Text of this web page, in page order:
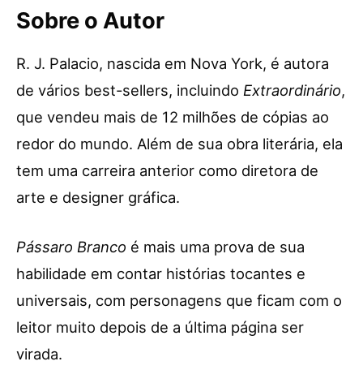
Sobre o Autor
R. J. Palacio, nascida em Nova York, é autora
de vários best-sellers, incluindo Extraordinário,
que vendeu mais de 12 milhões de cópias ao
redor do mundo. Além de sua obra literária, ela
tem uma carreira anterior como diretora de
arte e designer gráfica.
Pássaro Branco é mais uma prova de sua
habilidade em contar histórias tocantes e
universais, com personagens que ficam com o
leitor muito depois de a última página ser
virada.